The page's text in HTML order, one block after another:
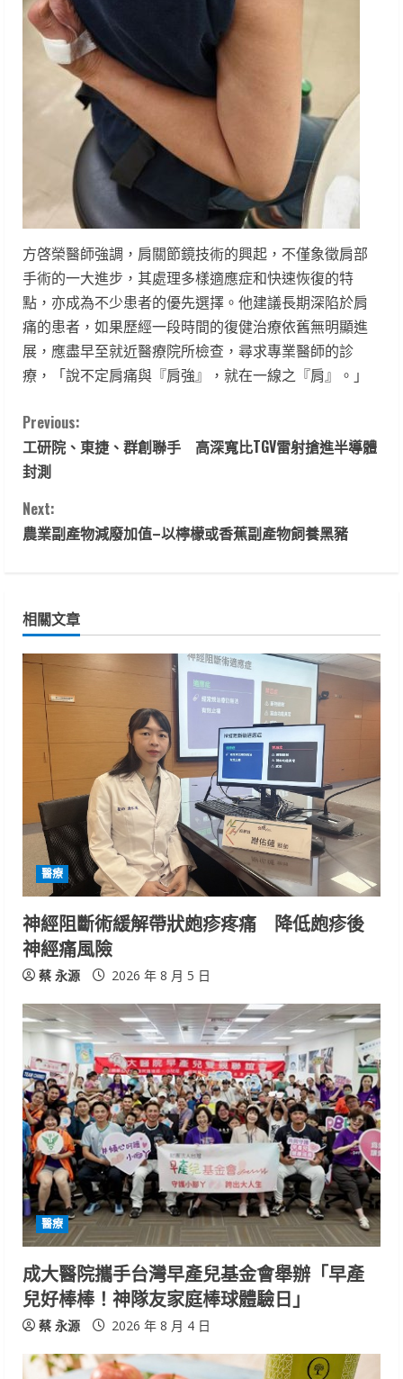
方啓榮醫師強調，肩關節鏡技術的興起，不僅象徵肩部
手術的一大進步，其處理多樣適應症和快速恢復的特
點，亦成為不少患者的優先選擇。他建議長期深陷於肩
痛的患者，如果歷經一段時間的復健治療依舊無明顯進
展，應盡早至就近醫療院所檢查，尋求專業醫師的診
療，「說不定肩痛與『肩強』，就在一線之『肩』。」
C
o
n
t
n
u
d
i
n
g
Previous:
工研院、東捷、群創聯手 高深寬比TGV雷射搶進半導體
封測
Next:
農業副產物減廢加值–以檸檬或香蕉副產物飼養黑豬
相關文章
醫療
神經阻斷術緩解帶狀皰疹疼痛 降低皰疹後
神經痛風險
蔡 永源 2026 年 8 月 5 日
醫療
成大醫院攜手台灣早產兒基金會舉辦「早產
兒好棒棒！神隊友家庭棒球體驗日」
蔡 永源 2026 年 8 月 4 日